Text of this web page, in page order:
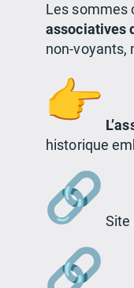
Les sommes
associatives
non-voyants,
historique
Site